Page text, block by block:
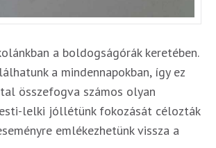
a boldogságórák keretében.
a mindennapokban, így ez
összefogva számos olyan
lelki jóllétünk fokozását célozták
emlékezhetünk vissza a